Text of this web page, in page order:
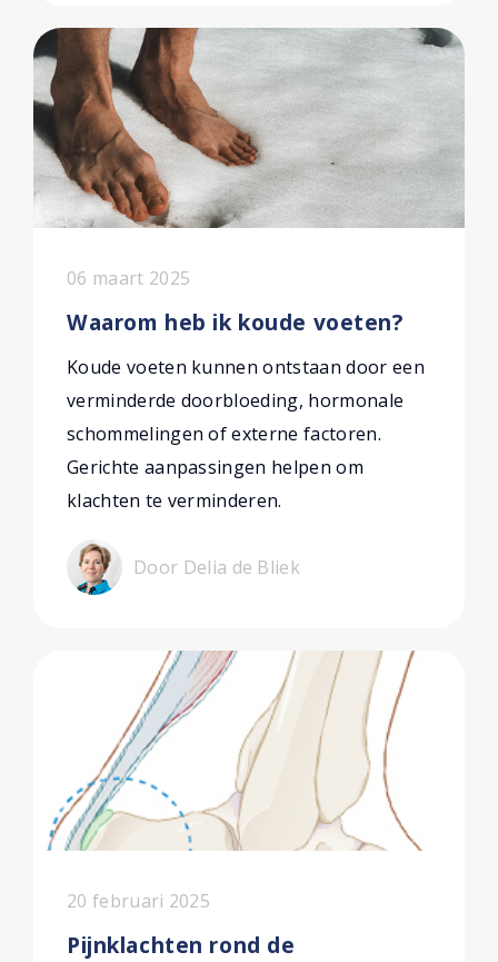
06 maart 2025
Waarom heb ik koude voeten?
Koude voeten kunnen ontstaan door een
verminderde doorbloeding, hormonale
schommelingen of externe factoren.
Gerichte aanpassingen helpen om
klachten te verminderen.
Door Delia de Bliek
20 februari 2025
Pijnklachten rond de